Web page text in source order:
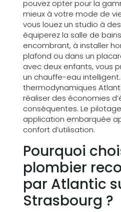
pouvez opter pour la
mieux à votre mode de
vous louez un studio à
équiperez la salle de
encombrant, à installer
plafond ou dans un
avec deux enfants, vous
un chauffe-eau
thermodynamiques
réaliser des économies
conséquentes. Le
application embarquée
confort d’utilisation.
Pourquoi
plombier
par Atlantic
Strasbourg ?